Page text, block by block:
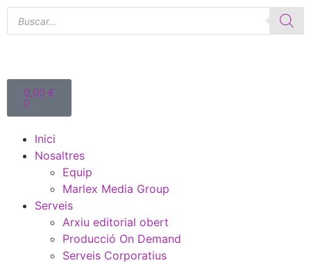
0,00 €
0
Inici
Nosaltres
Equip
Marlex Media Group
Serveis
Arxiu editorial obert
Producció On Demand
Serveis Corporatius